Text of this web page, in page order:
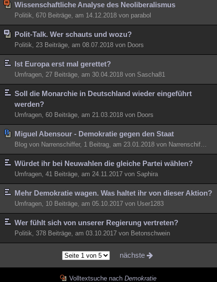
Wissenschaftliche Analyse des Neoliberalismus
Politik, 670 Beiträge, am 14.12.2018 von parabol
Polit-Talk. Wer schauts und wozu?
Politik, 23 Beiträge, am 08.07.2018 von Doors
Ist Europa erst mal gerettet?
Umfragen, 27 Beiträge, am 30.04.2018 von Sascha81
Soll die Monarchie in Deutschland wieder eingeführt
werden?
Umfragen, 60 Beiträge, am 21.03.2018 von Doors
Miguel Abensour - Demokratie gegen den Staat
Blog von Narrenschiffer, 1 Beitrag, am 23.01.2018 von Narrenschiffer
Würdet ihr bei Neuwahlen die gleiche Partei wählen?
Umfragen, 41 Beiträge, am 24.11.2017 von Saphira
Mehr Demokratie wagen. Was haltet ihr von dieser Aktion?
Umfragen, 10 Beiträge, am 05.10.2017 von User1283
Wer fühlt sich von unserer Regierung vertreten?
Politik, 378 Beiträge, am 03.10.2017 von Betonschwein
nächste
Volltextsuche nachDemokratie